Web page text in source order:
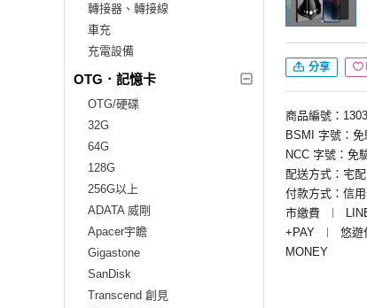
轉接器、轉接線
車充
充電設備
OTG．記憶卡
OTG/硬碟
32G
64G
128G
256G以上
ADATA 威剛
Apacer宇瞻
Gigastone
SanDisk
Transcend 創見
分享
商品編號：
BSMI 字號：免
NCC 字號：免
配送方式：宅配
付款方式：信
市繳費
︱
+PAY
︱ 悠遊
MONEY